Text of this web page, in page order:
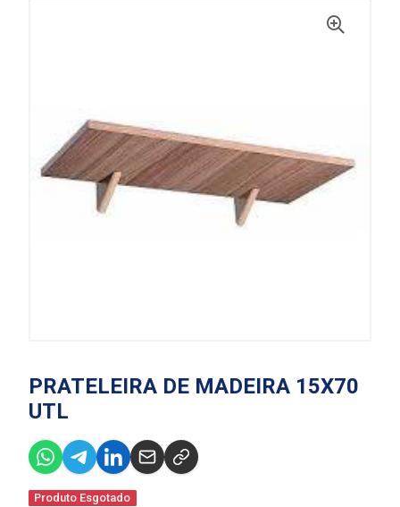
PRATELEIRA DE MADEIRA 15X70
UTL
Produto Esgotado